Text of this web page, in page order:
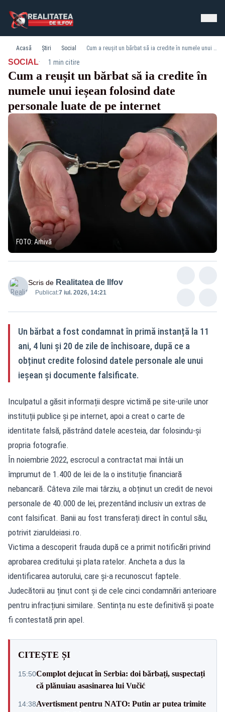
Acasă Știri Social Cum a reușit un bărbat să ia credite în numele unui ieșean folosind date personale luate de pe internet
SOCIAL· 1 min citire
Cum a reușit un bărbat să ia credite în
numele unui ieșean folosind date
personale luate de pe internet
FOTO: Arhivă
Scris de Realitatea de Ilfov
Publicat:7 iul. 2026, 14:21
Un bărbat a fost condamnat în primă instanță la 11
ani, 4 luni și 20 de zile de închisoare, după ce a
obținut credite folosind datele personale ale unui
ieșean și documente falsificate.
Inculpatul a găsit informații despre victimă pe site-urile unor
instituții publice și pe internet, apoi a creat o carte de
identitate falsă, păstrând datele acesteia, dar folosindu-și
propria fotografie.
În noiembrie 2022, escrocul a contractat mai întâi un
împrumut de 1.400 de lei de la o instituție financiară
nebancară. Câteva zile mai târziu, a obținut un credit de nevoi
personale de 40.000 de lei, prezentând inclusiv un extras de
cont falsificat. Banii au fost transferați direct în contul său,
potrivit ziaruldeiasi.ro.
Victima a descoperit frauda după ce a primit notificări privind
aprobarea creditului și plata ratelor. Ancheta a dus la
identificarea autorului, care și-a recunoscut faptele.
Judecătorii au ținut cont și de cele cinci condamnări anterioare
pentru infracțiuni similare. Sentința nu este definitivă și poate
fi contestată prin apel.
CITEȘTE ȘI
15:50Complot dejucat în Serbia: doi bărbați, suspectați
că plănuiau asasinarea lui Vučić
14:38Avertisment pentru NATO: Putin ar putea trimite